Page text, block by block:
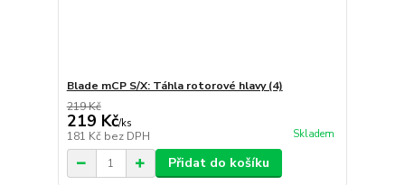
Blade mCP S/X: Táhla rotorové hlavy (4)
219 Kč
219 Kč/ks
181 Kč bez DPH Skladem
Přidat do košíku